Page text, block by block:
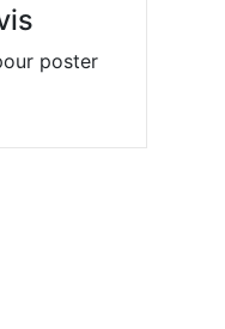
poster